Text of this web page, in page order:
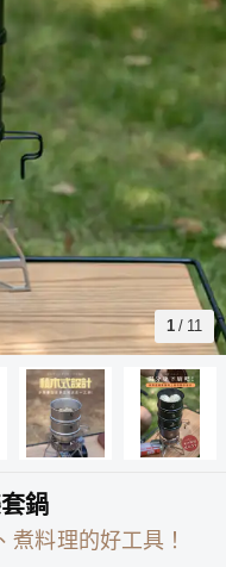
1 / 11
鍋
煮料理的好工具！